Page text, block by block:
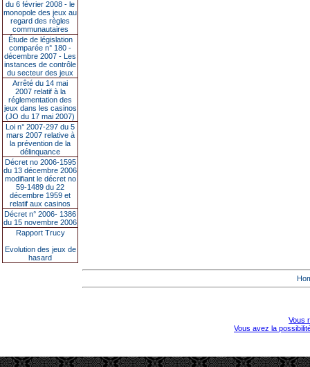
du 6 février 2008 - le
monopole des jeux au
regard des règles
communautaires
Étude de législation
comparée n° 180 -
décembre 2007 - Les
instances de contrôle
du secteur des jeux
Arrêté du 14 mai
2007 relatif à la
réglementation des
jeux dans les casinos
(JO du 17 mai 2007)
Loi n° 2007-297 du 5
mars 2007 relative à
la prévention de la
délinquance
Décret no 2006-1595
du 13 décembre 2006
modifiant le décret no
59-1489 du 22
décembre 1959 et
relatif aux casinos
Décret n° 2006- 1386
du 15 novembre 2006
Rapport Trucy
Evolution des jeux de
hasard
Vous
Vous avez la